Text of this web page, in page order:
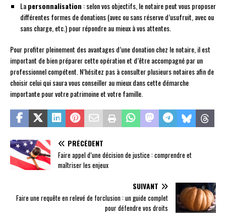
Lapersonnalisation : selon vos objectifs, le notaire peut vous proposer
différentes formes de donations (avec ou sans réserve d’usufruit, avec ou
sans charge, etc.) pour répondre au mieux à vos attentes.
Pour profiter pleinement des avantages d’une donation chez le notaire, il est
important de bien préparer cette opération et d’être accompagné par un
professionnel compétent. N’hésitez pas à consulter plusieurs notaires afin de
choisir celui qui saura vous conseiller au mieux dans cette démarche
importante pour votre patrimoine et votre famille.
PRÉCÉDENT
Faire appel d’une décision de justice : comprendre et
maîtriser les enjeux
SUIVANT
Faire une requête en relevé de forclusion : un guide complet
pour défendre vos droits